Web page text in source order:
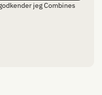
jeg Combines